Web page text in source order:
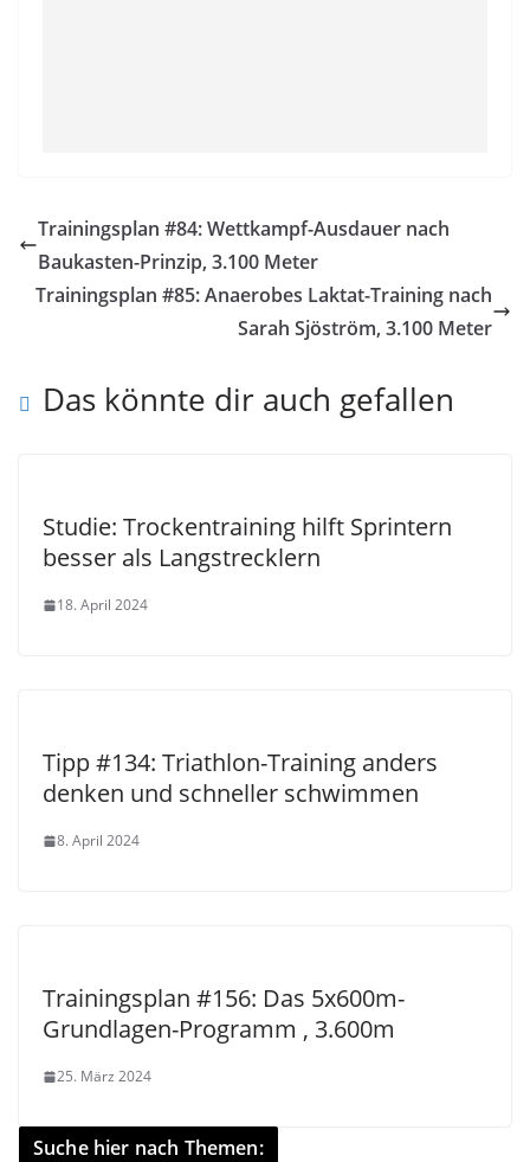
Trainingsplan #84: Wettkampf-Ausdauer nach
Baukasten-Prinzip, 3.100 Meter
Trainingsplan #85: Anaerobes Laktat-Training nach
Sarah Sjöström, 3.100 Meter
Das könnte dir auch gefallen
Studie: Trockentraining hilft Sprintern
besser als Langstrecklern
18. April 2024
Tipp #134: Triathlon-Training anders
denken und schneller schwimmen
8. April 2024
Trainingsplan #156: Das 5x600m-
Grundlagen-Programm , 3.600m
25. März 2024
Suche hier nach Themen: